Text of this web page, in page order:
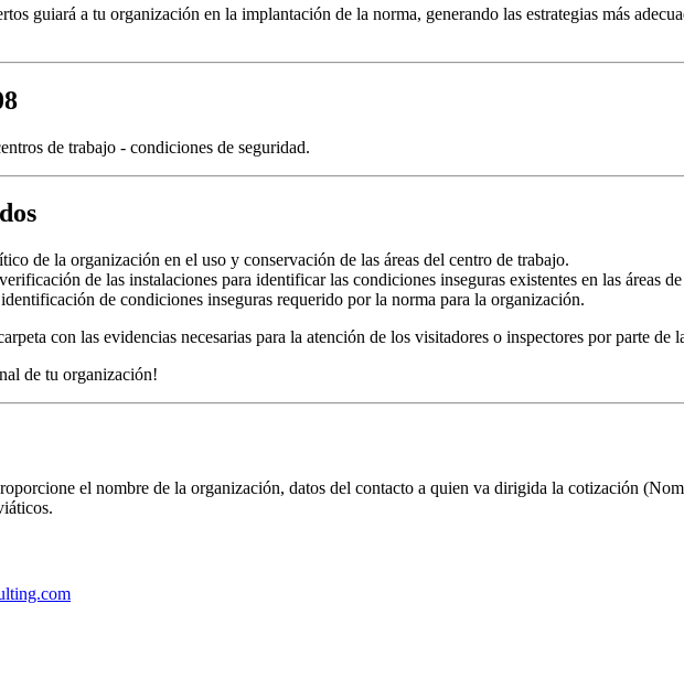
guiará a tu organización en la implantación de la norma, generando las estrategias más
de trabajo - condiciones de seguridad.
de la organización en el uso y conservación de las áreas del centro de trabajo.
de las instalaciones para identificar las condiciones inseguras existentes en las áreas
de condiciones inseguras requerido por la norma para la organización.
con las evidencias necesarias para la atención de los visitadores o inspectores por parte de
de tu organización!
el nombre de la organización, datos del contacto a quien va dirigida la cotización